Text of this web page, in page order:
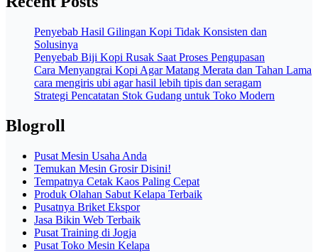
Penyebab Hasil Gilingan Kopi Tidak Konsisten dan
Solusinya
Penyebab Biji Kopi Rusak Saat Proses Pengupasan
Cara Menyangrai Kopi Agar Matang Merata dan Tahan Lama
cara mengiris ubi agar hasil lebih tipis dan seragam
Strategi Pencatatan Stok Gudang untuk Toko Modern
Blogroll
Pusat Mesin Usaha Anda
Temukan Mesin Grosir Disini!
Tempatnya Cetak Kaos Paling Cepat
Produk Olahan Sabut Kelapa Terbaik
Pusatnya Briket Ekspor
Jasa Bikin Web Terbaik
Pusat Training di Jogja
Pusat Toko Mesin Kelapa